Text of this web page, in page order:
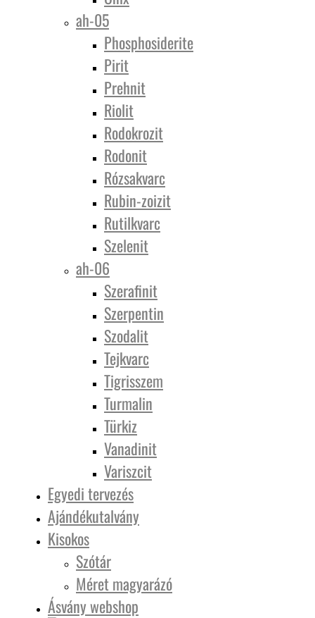
ah-05
Phosphosiderite
Pirit
Prehnit
Riolit
Rodokrozit
Rodonit
Rózsakvarc
Rubin-zoizit
Rutilkvarc
Szelenit
ah-06
Szerafinit
Szerpentin
Szodalit
Tejkvarc
Tigrisszem
Turmalin
Türkiz
Vanadinit
Variszcit
Egyedi tervezés
Ajándékutalvány
Kisokos
Szótár
Méret magyarázó
Ásvány webshop